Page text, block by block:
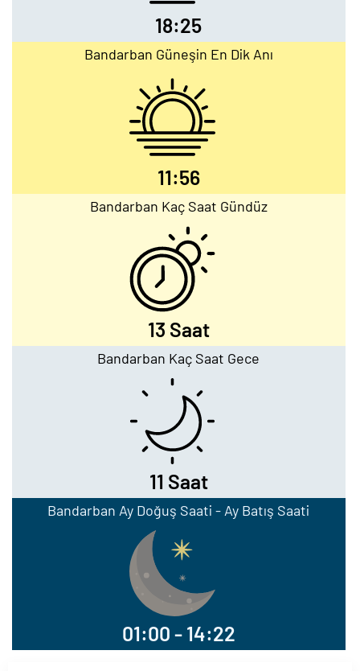
18:25
Bandarban Güneşin En Dik Anı
11:56
Bandarban Kaç Saat Gündüz
13 Saat
Bandarban Kaç Saat Gece
11 Saat
Bandarban Ay Doğuş Saati - Ay Batış Saati
01:00 - 14:22